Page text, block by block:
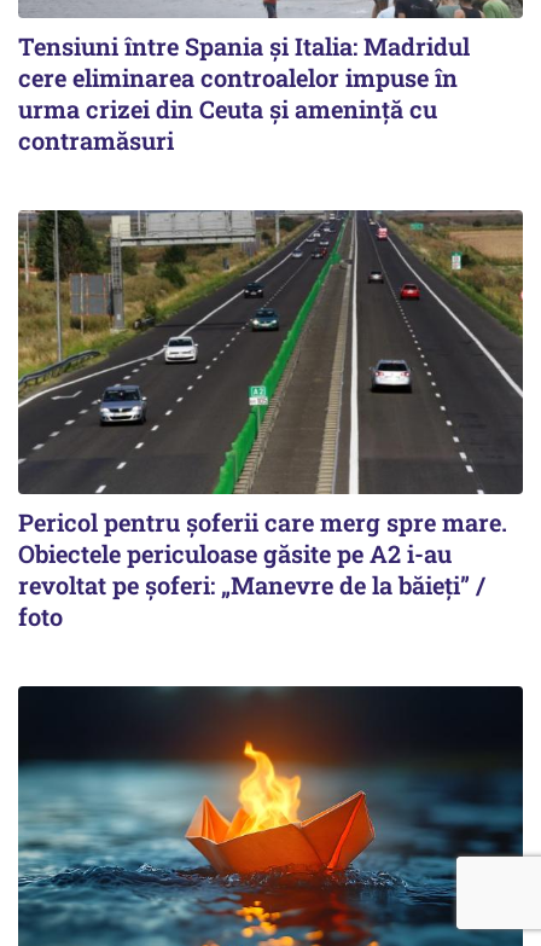
Tensiuni între Spania și Italia: Madridul
cere eliminarea controalelor impuse în
urma crizei din Ceuta și amenință cu
contramăsuri
Pericol pentru șoferii care merg spre mare.
Obiectele periculoase găsite pe A2 i-au
revoltat pe șoferi: „Manevre de la băieți” /
foto